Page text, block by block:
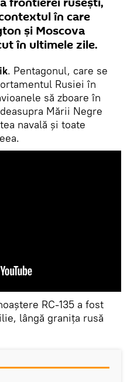
în care
și Moscova
în ultimele zile.
. Pentagonul, care se
Rusiei în
să zboare în
Mării Negre
navală și toate
RC-135 a fost
lângă granița rusă